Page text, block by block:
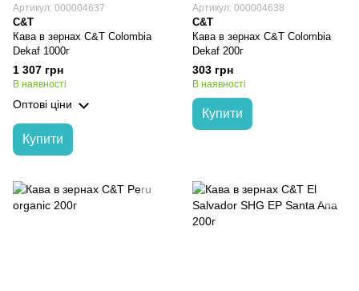
Артикул: 000004637
C&T
Кава в зернах C&T Colombia
Dekaf 1000г
1 307 грн
В наявності
Оптові ціни
Купити
Артикул: 000004638
C&T
Кава в зернах C&T Colombia
Dekaf 200г
303 грн
В наявності
Купити